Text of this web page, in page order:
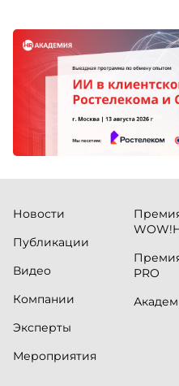
Новости
Публикации
Видео
Компании
Эксперты
Мероприятия
PRO